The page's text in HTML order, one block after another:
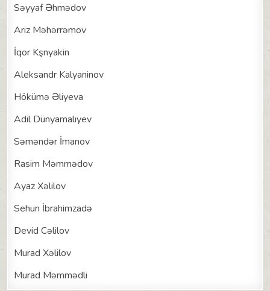
Səyyaf Əhmədov
Ariz Məhərrəmov
İqor Kşnyakin
Aleksandr Kalyaninov
Hökümə Əliyeva
Adil Dünyamalıyev
Səməndər İmanov
Rasim Məmmədov
Ayaz Xəlilov
Sehun İbrahimzadə
Devid Cəlilov
Murad Xəlilov
Murad Məmmədli